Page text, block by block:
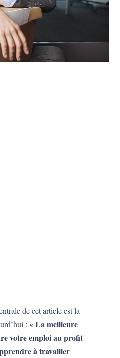
de cet article est la
:« La meilleure
votre emploi au profit
à travailler